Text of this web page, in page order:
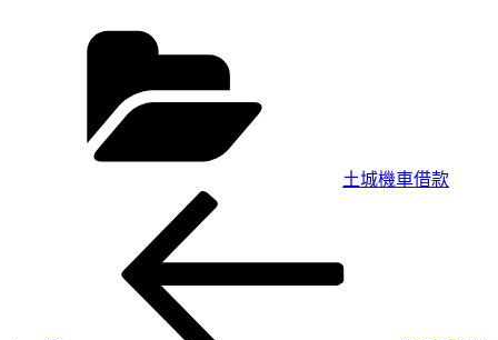
土城機車借款